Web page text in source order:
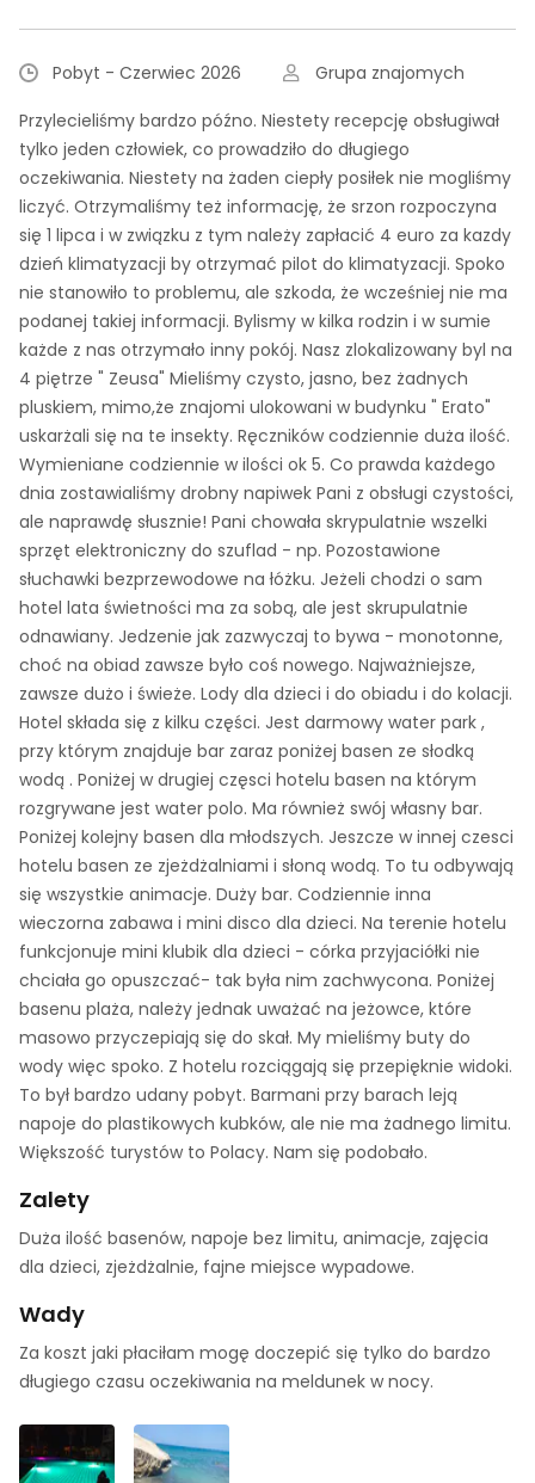
Pobyt - Czerwiec 2026
Grupa znajomych
Przylecieliśmy bardzo późno. Niestety recepcję obsługiwał
tylko jeden człowiek, co prowadziło do długiego
oczekiwania. Niestety na żaden ciepły posiłek nie mogliśmy
liczyć. Otrzymaliśmy też informację, że srzon rozpoczyna
się 1 lipca i w związku z tym należy zapłacić 4 euro za kazdy
dzień klimatyzacji by otrzymać pilot do klimatyzacji. Spoko
nie stanowiło to problemu, ale szkoda, że wcześniej nie ma
podanej takiej informacji. Bylismy w kilka rodzin i w sumie
każde z nas otrzymało inny pokój. Nasz zlokalizowany byl na
4 piętrze " Zeusa" Mieliśmy czysto, jasno, bez żadnych
pluskiem, mimo,że znajomi ulokowani w budynku " Erato"
uskarżali się na te insekty. Ręczników codziennie duża ilość.
Wymieniane codziennie w ilości ok 5. Co prawda każdego
dnia zostawialiśmy drobny napiwek Pani z obsługi czystości,
ale naprawdę słusznie! Pani chowała skrypulatnie wszelki
sprzęt elektroniczny do szuflad - np. Pozostawione
słuchawki bezprzewodowe na łóżku. Jeżeli chodzi o sam
hotel lata świetności ma za sobą, ale jest skrupulatnie
odnawiany. Jedzenie jak zazwyczaj to bywa - monotonne,
choć na obiad zawsze było coś nowego. Najważniejsze,
zawsze dużo i świeże. Lody dla dzieci i do obiadu i do kolacji.
Hotel składa się z kilku części. Jest darmowy water park ,
przy którym znajduje bar zaraz poniżej basen ze słodką
wodą . Poniżej w drugiej częsci hotelu basen na którym
rozgrywane jest water polo. Ma również swój własny bar.
Poniżej kolejny basen dla młodszych. Jeszcze w innej czesci
hotelu basen ze zjeżdżalniami i słoną wodą. To tu odbywają
się wszystkie animacje. Duży bar. Codziennie inna
wieczorna zabawa i mini disco dla dzieci. Na terenie hotelu
funkcjonuje mini klubik dla dzieci - córka przyjaciółki nie
chciała go opuszczać- tak była nim zachwycona. Poniżej
basenu plaża, należy jednak uważać na jeżowce, które
masowo przyczepiają się do skał. My mieliśmy buty do
wody więc spoko. Z hotelu rozciągają się przepięknie widoki.
To był bardzo udany pobyt. Barmani przy barach leją
napoje do plastikowych kubków, ale nie ma żadnego limitu.
Większość turystów to Polacy. Nam się podobało.
Zalety
Duża ilość basenów, napoje bez limitu, animacje, zajęcia
dla dzieci, zjeżdżalnie, fajne miejsce wypadowe.
Wady
Za koszt jaki płaciłam mogę doczepić się tylko do bardzo
długiego czasu oczekiwania na meldunek w nocy.